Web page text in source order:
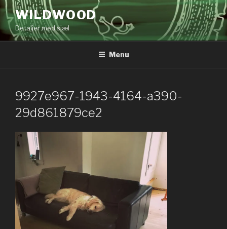
Videre
indhold
WILDWOOD
Detaljer med sjæl
Menu
9927e967-1943-4164-a390-
29d861879ce2